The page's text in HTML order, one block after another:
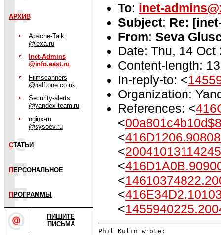
АРХИВ
Apache-Talk
@lexa.ru
Inet-Admins
@info.east.ru
Filmscanners
@halftone.co.uk
Security-alerts
@yandex-team.ru
nginx-ru
@sysoev.ru
СТАТЬИ
П ЕРСОНАЛЬНОЕ
П РОГРАММЫ
ПИШИТЕ
ПИСЬМА
To: inet-
Subject: Re:
From: Seva
Date: Thu, 14
Content-length:
In-reply-to: <
Organization:
References: <
<
<
<
<
<
<
<
Phil Kulin wrote: